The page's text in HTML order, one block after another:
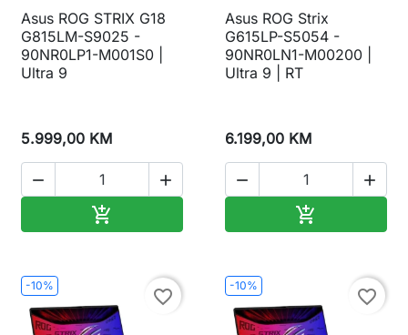
Asus ROG STRIX G18
G815LM-S9025 -
90NR0LP1-M001S0 |
Ultra 9
5.999,00 KM
 

Asus ROG Strix
G615LP-S5054 -
90NR0LN1-M00200 |
Ultra 9 | RT
6.199,00 KM
 

-10%
favorite_border
-10%
favorite_border